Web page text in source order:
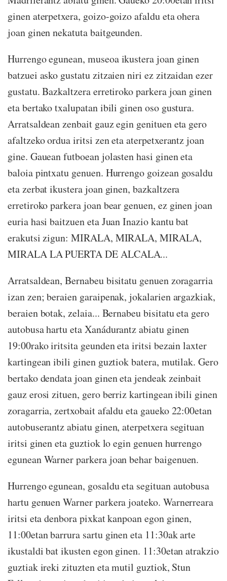
ginen aterpetxera, goizo-goizo afaldu eta ohera
joan ginen nekatuta baitgeunden.
Hurrengo egunean, museoa ikustera joan ginen
batzuei asko gustatu zitzaien niri ez zitzaidan ezer
gustatu. Bazkaltzera erretiroko parkera joan ginen
eta bertako txalupatan ibili ginen oso gustura.
Arratsaldean zenbait gauz egin genituen eta gero
afaltzeko ordua iritsi zen eta aterpetxerantz joan
gine. Gauean futboean jolasten hasi ginen eta
baloia pintxatu genuen. Hurrengo goizean gosaldu
eta zerbat ikustera joan ginen, bazkaltzera
erretiroko parkera joan bear genuen, ez ginen joan
euria hasi baitzuen eta Juan Inazio kantu bat
erakutsi zigun: MIRALA, MIRALA, MIRALA,
MIRALA LA PUERTA DE ALCALA...
Arratsaldean, Bernabeu bisitatu genuen zoragarria
izan zen; beraien garaipenak, jokalarien argazkiak,
beraien botak, zelaia... Bernabeu bisitatu eta gero
autobusa hartu eta Xanádurantz abiatu ginen
19:00rako iritsita geunden eta iritsi bezain laxter
kartingean ibili ginen guztiok batera, mutilak. Gero
bertako dendata joan ginen eta jendeak zeinbait
gauz erosi zituen, gero berriz kartingean ibili ginen
zoragarria, zertxobait afaldu eta gaueko 22:00etan
autobuserantz abiatu ginen, aterpetxera segituan
iritsi ginen eta guztiok lo egin genuen hurrengo
egunean Warner parkera joan behar baigenuen.
Hurrengo egunean, gosaldu eta segituan autobusa
hartu genuen Warner parkera joateko. Warnerreara
iritsi eta denbora pixkat kanpoan egon ginen,
11:00etan barrura sartu ginen eta 11:30ak arte
ikustaldi bat ikusten egon ginen. 11:30etan atrakzio
guztiak ireki zituzten eta mutil guztiok, Stun